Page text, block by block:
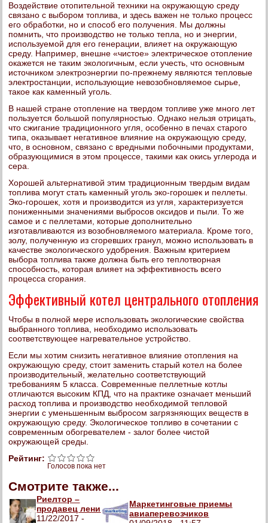
Воздействие отопительной техники на окружающую среду
связано с выбором топлива, и здесь важен не только процесс
его обработки, но и способ его получения. Мы должны
помнить, что производство не только тепла, но и энергии,
используемой для его генерации, влияет на окружающую
среду. Например, внешне «чистое» электрическое отопление
окажется не таким экологичным, если учесть, что основным
источником электроэнергии по-прежнему являются тепловые
электростанции, использующие невозобновляемое сырье,
такое как каменный уголь.
В нашей стране отопление на твердом топливе уже много лет
пользуется большой популярностью. Однако нельзя отрицать,
что сжигание традиционного угля, особенно в печах старого
типа, оказывает негативное влияние на окружающую среду,
что, в основном, связано с вредными побочными продуктами,
образующимися в этом процессе, такими как окись углерода и
сера.
Хорошей альтернативой этим традиционным твердым видам
топлива могут стать каменный уголь эко-горошек и пеллеты.
Эко-горошек, хотя и производится из угля, характеризуется
пониженными значениями выбросов оксидов и пыли. То же
самое и с пеллетами, которые дополнительно
изготавливаются из возобновляемого материала. Кроме того,
золу, полученную из сгоревших гранул, можно использовать в
качестве экологического удобрения. Важным критерием
выбора топлива также должна быть его теплотворная
способность, которая влияет на эффективность всего
процесса сгорания.
Эффективный котел центрального отопления
Чтобы в полной мере использовать экологические свойства
выбранного топлива, необходимо использовать
соответствующее нагревательное устройство.
Если мы хотим снизить негативное влияние отопления на
окружающую среду, стоит заменить старый котел на более
производительный, желательно соответствующий
требованиям 5 класса. Современные пеллетные котлы
отличаются высоким КПД, что на практике означает меньший
расход топлива и производство необходимой тепловой
энергии с уменьшенным выбросом загрязняющих веществ в
окружающую среду. Экологическое топливо в сочетании с
современным обогревателем - залог более чистой
окружающей среды.
Рейтинг:
Голосов пока нет
Смотрите также...
Риелтор –
продавец лени
11/22/2017 -
Маркетинговые приемы
авиаперевозчиков